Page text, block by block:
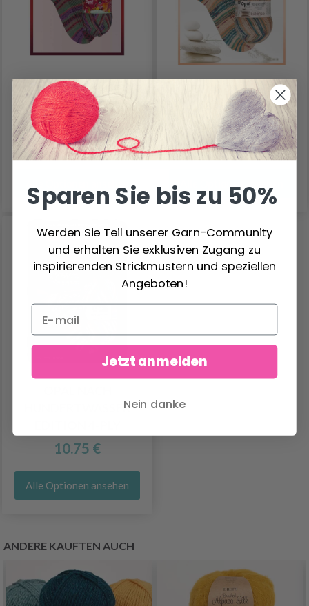
OPAL LAUBGEFLÜSTER
4-PLY
9.85 €
OPAL BEAUTY
BALANCE
10.30 €
HUNDERTWASSER
10.75 €
Alle Optionen ansehen
ANDERE KAUFTEN AUCH
Sparen Sie bis zu 50%
Werden Sie Teil unserer Garn-Community
und erhalten Sie exklusiven Zugang zu
inspirierenden Strickmustern und speziellen
Angeboten!
Jetzt anmelden
Nein danke